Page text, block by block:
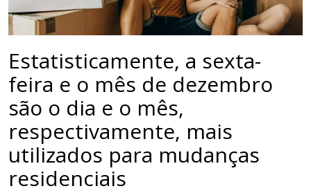
Estatisticamente, a sexta-
feira e o mês de dezembro
são o dia e o mês,
respectivamente, mais
utilizados para mudanças
residenciais